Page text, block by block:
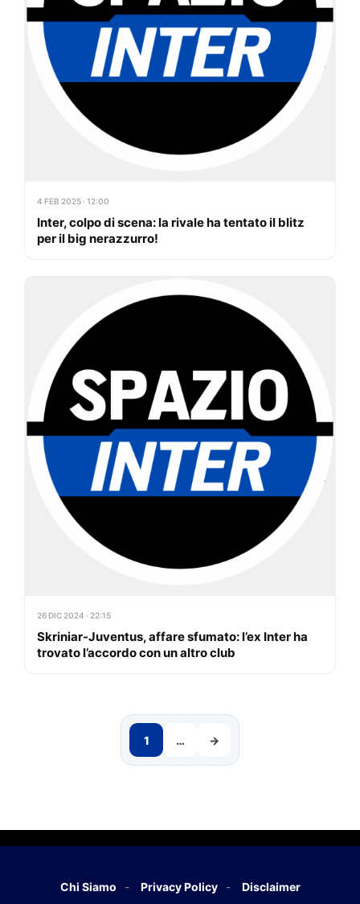
4 FEB 2025 · 12:00
Inter, colpo di scena: la rivale ha tentato il blitz
per il big nerazzurro!
26 DIC 2024 · 22:15
Skriniar-Juventus, affare sfumato: l’ex Inter ha
trovato l’accordo con un altro club
1 … →
Chi Siamo Privacy Policy Disclaimer